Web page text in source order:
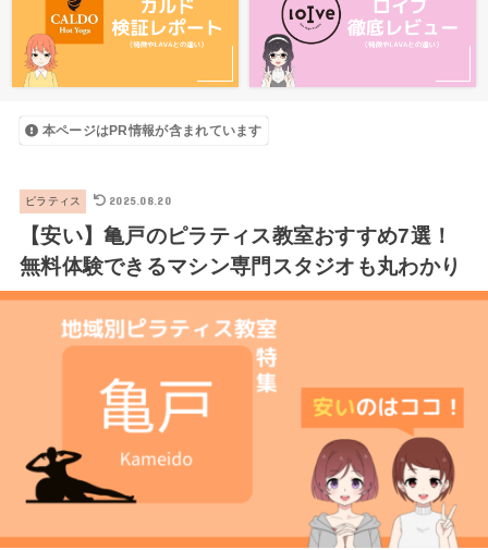
本ページはPR情報が含まれています
ピラティス 2025.08.20
【安い】亀戸のピラティス教室おすすめ7選！
無料体験できるマシン専門スタジオも丸わかり